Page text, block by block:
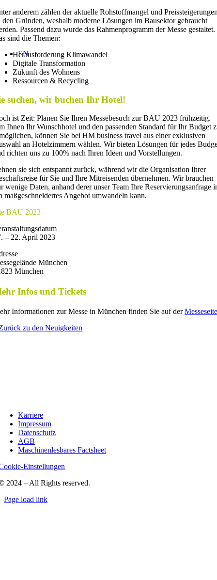
EN
anderem zählen der aktuelle Rohstoffmangel und
den Gründen, weshalb moderne Lösungen im Bausektor gebraucht
Passend dazu wurde das Rahmenprogramm der Messe gestaltet.
sind die Themen:
Herausforderung Klimawandel
Digitale Transformation
Zukunft des Wohnens
Ressourcen & Recycling
suchen, wir buchen Ihr Hotel!
ist Zeit: Planen Sie Ihren Messebesuch zur BAU 2023 frühzeitig.
Ihnen Ihr Wunschhotel und den passenden Standard für Ihr Budget
können Sie bei HM business travel aus einer exklusiven
an Hotelzimmern wählen. Wir bieten Lösungen für jedes
richten uns zu 100% nach Ihren Ideen und Vorstellungen.
sie sich entspannt zurück, während wir die Organisation Ihrer
für Sie und Ihre Mitreisenden übernehmen. Wir brauchen
wenige Daten, anhand derer unser Team Ihre Reservierungsanfrage
maßgeschneidertes Angebot umwandeln kann.
BAU 2023
– 22. April 2023
München
München
Infos und Tickets
Informationen zur Messe in München finden Sie auf derMesseseite
zu den Neuigkeiten
Karriere
Impressum
Datenschutz
AGB
Maschinenlesbares Factsheet
Einstellungen
2024 – All Rights reserved.
Page load link